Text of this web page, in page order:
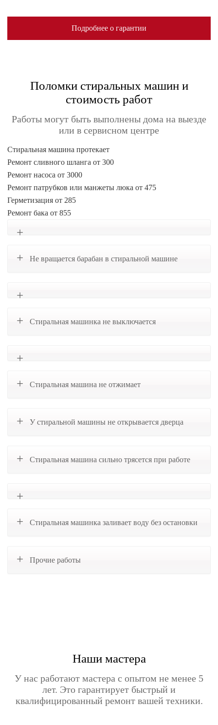
Подробнее о гарантии
Поломки стиральных машин и
стоимость работ
Работы могут быть выполнены дома на выезде
или в сервисном центре
Стиральная машина протекает
Ремонт сливного шланга от 300
Ремонт насоса от 3000
Ремонт патрубков или манжеты люка от 475
Герметизация от 285
Ремонт бака от 855
Не вращается барабан в стиральной машине
Стиральная машинка не выключается
Стиральная машина не отжимает
У стиральной машины не открывается дверца
Стиральная машина сильно трясется при работе
Стиральная машинка заливает воду без остановки
Прочие работы
Наши мастера
У нас работают мастера с опытом не менее 5
лет. Это гарантирует быстрый и
квалифицированный ремонт вашей техники.